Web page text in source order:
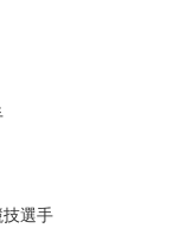
技選手